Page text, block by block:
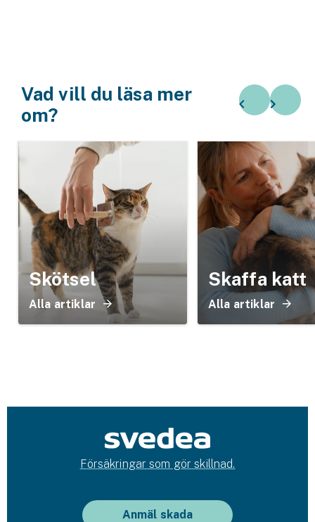
Vad vill du läsa mer
om?
Skötsel
Alla artiklar
Skaffa katt
Alla artiklar
Försäkringar som gör skillnad.
Anmäl skada